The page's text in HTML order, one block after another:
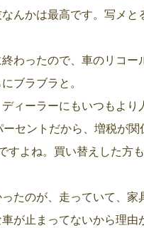
んかは最高です。写メと
わったので、車のリコー
ブラブラと。
ィーラーにもいつもより
セントだから、増税が関
すよね。買い替えした方
たのが、走っていて、家
が止まってないから理由